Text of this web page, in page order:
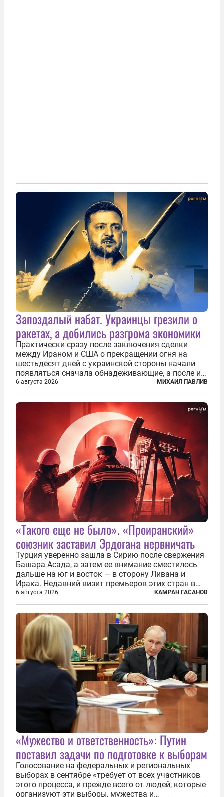
Запоздалый набат. Украинцы грезили о
ракетах, а добились разгрома экономики
Практически сразу после заключения сделки
между Ираном и США о прекращении огня на
шестьдесят дней с украинской стороны начали
появляться сначала обнадеживающие, а после и
вовсе бравурные заявления про некий «перелом»
в войне. Вероятно, в сознании первых лиц
киевского режима и стоящих за ними...
6 августа 2026 МИХАИЛ ПАВЛИВ
«Такого еще не было». «Проиранский»
союзник заставил Эрдогана нервничать
Турция уверенно зашла в Сирию после свержения
Башара Асада, а затем ее внимание сместилось
дальше на юг и восток — в сторону Ливана и
Ирака. Недавний визит премьеров этих стран в
Анкару, договоры об участии турецкой компании
TPAO в разработке нефти иракского Киркука и
«Дороги развития» подтверждают...
6 августа 2026 КАМРАН ГАСАНОВ
«Мужество и ответственность»: Путин
поставил задачи по подготовке к выборам
Голосование на федеральных и региональных
выборах в сентябре «требует от всех участников
этого процесса, и прежде всего от людей, которые
организуют эти выборы, мужества и